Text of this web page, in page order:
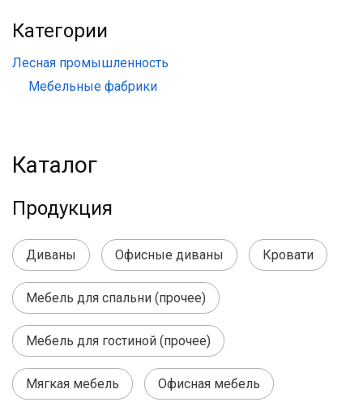
Категории
Лесная промышленность
Мебельные фабрики
Каталог
Продукция
Диваны Офисные диваны Кровати
Мебель для спальни (прочее)
Мебель для гостиной (прочее)
Мягкая мебель Офисная мебель